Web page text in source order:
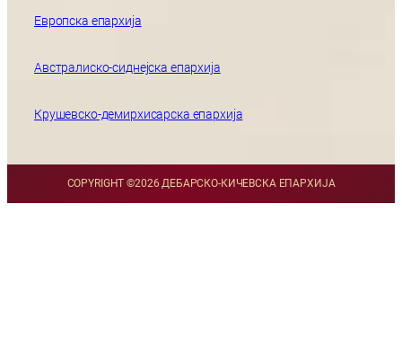
Европска епархија
Австралиско-сиднејска епархија
Крушевско-демирхисарска епархија
COPYRIGHT ©2026 ДЕБАРСКО-КИЧЕВСКА ЕПАРХИЈА